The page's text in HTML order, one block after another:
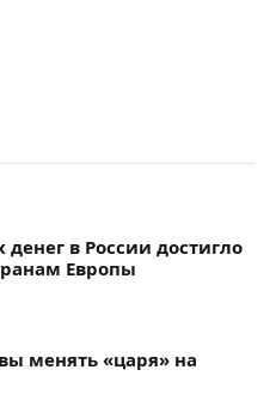
в России достигло
Европы
менять «царя» на